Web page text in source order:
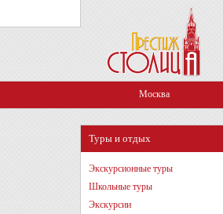
Москва
Туры и отдых
Экскурсионные туры
Школьные туры
Экскурсии